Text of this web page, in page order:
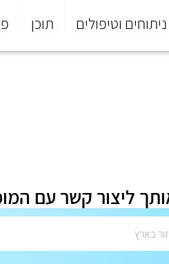
ניתוחים וטיפולים תוכן
ליצור קשר עם